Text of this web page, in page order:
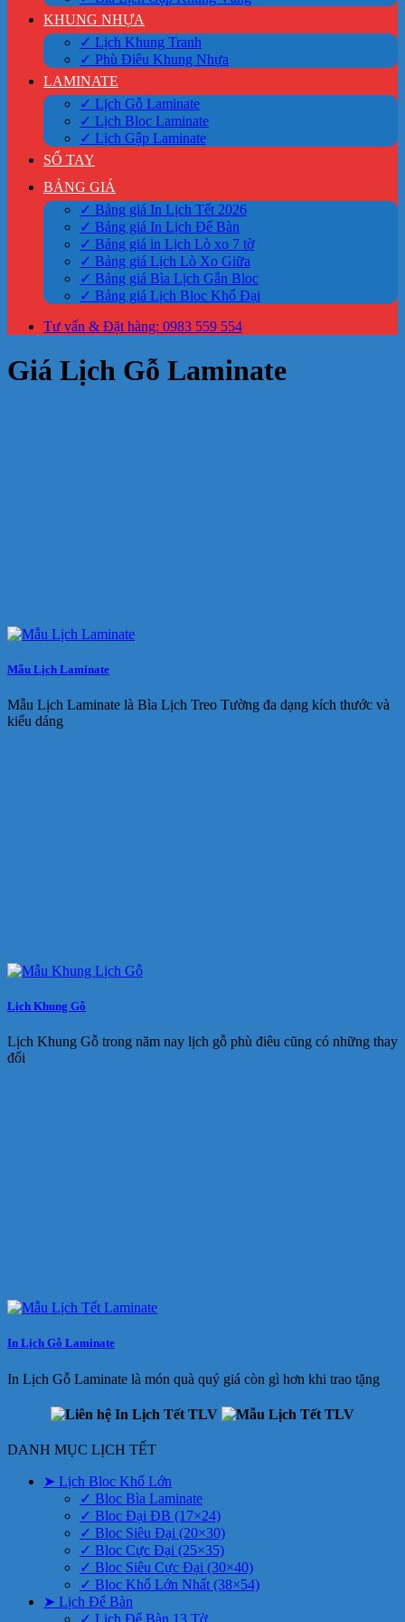
KHUNG NHỰA
✓ Lịch Khung Tranh
✓ Phù Điêu Khung Nhựa
LAMINATE
✓ Lịch Gỗ Laminate
✓ Lịch Bloc Laminate
✓ Lịch Gập Laminate
SỔ TAY
BẢNG GIÁ
✓ Bảng giá In Lịch Tết 2026
✓ Bảng giá In Lịch Để Bàn
✓ Bảng giá in Lịch Lò xo 7 tờ
✓ Bảng giá Lịch Lò Xo Giữa
✓ Bảng giá Bìa Lịch Gắn Bloc
✓ Bảng giá Lịch Bloc Khổ Đại
Tư vấn & Đặt hàng: 0983 559 554
Giá Lịch Gỗ Laminate
Mẫu Lịch Laminate
Mẫu Lịch Laminate là Bìa Lịch Treo Tường đa dạng kích thước và
kiểu dáng
Lịch Khung Gỗ
Lịch Khung Gỗ trong năm nay lịch gỗ phù điêu cũng có những thay
đổi
In Lịch Gỗ Laminate
In Lịch Gỗ Laminate là món quà quý giá còn gì hơn khi trao tặng
DANH MỤC LỊCH TẾT
➤ Lịch Bloc Khổ Lớn
✓ Bloc Bìa Laminate
✓ Bloc Đại ĐB (17×24)
✓ Bloc Siêu Đại (20×30)
✓ Bloc Cực Đại (25×35)
✓ Bloc Siêu Cực Đại (30×40)
✓ Bloc Khổ Lớn Nhất (38×54)
➤ Lịch Để Bàn